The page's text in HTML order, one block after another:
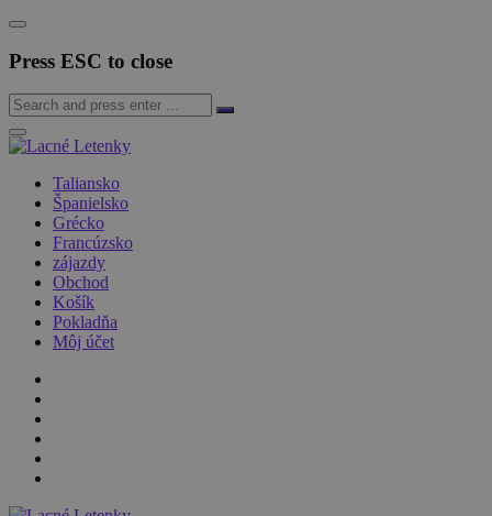
Press ESC to close
Taliansko
Španielsko
Grécko
Francúzsko
zájazdy
Obchod
Košík
Pokladňa
Môj účet